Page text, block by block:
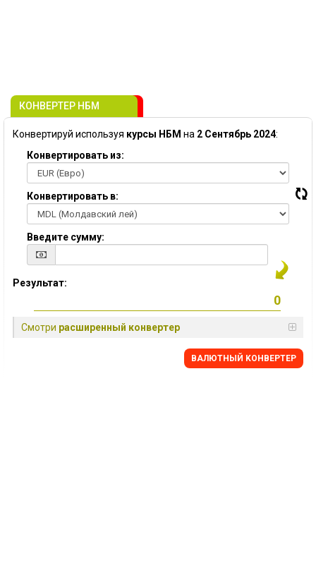
КОНВЕРТЕР НБМ
Конвертируй используя курсы НБМ на 2 Сентябрь 2024:
Конвертировать из:
Конвертировать в:
Введите сумму:
Результат:
Смотри расширенный конвертер
BАЛЮТНЫЙ KОНВЕРТЕР